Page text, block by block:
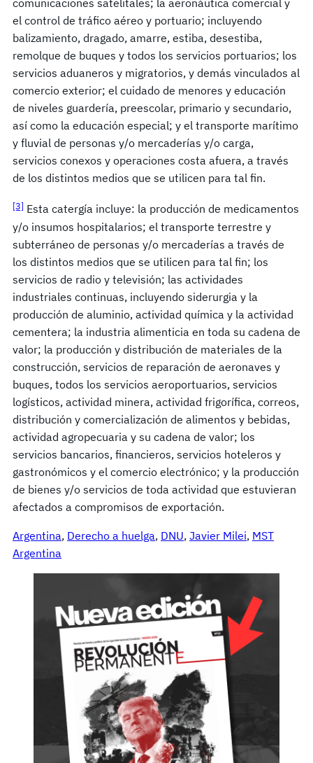
comunicaciones satelitales; la aeronáutica comercial y
el control de tráfico aéreo y portuario; incluyendo
balizamiento, dragado, amarre, estiba, desestiba,
remolque de buques y todos los servicios portuarios; los
servicios aduaneros y migratorios, y demás vinculados al
comercio exterior; el cuidado de menores y educación
de niveles guardería, preescolar, primario y secundario,
así como la educación especial; y el transporte marítimo
y fluvial de personas y/o mercaderías y/o carga,
servicios conexos y operaciones costa afuera, a través
de los distintos medios que se utilicen para tal fin.
[3] Esta catergía incluye: la producción de medicamentos
y/o insumos hospitalarios; el transporte terrestre y
subterráneo de personas y/o mercaderías a través de
los distintos medios que se utilicen para tal fin; los
servicios de radio y televisión; las actividades
industriales continuas, incluyendo siderurgia y la
producción de aluminio, actividad química y la actividad
cementera; la industria alimenticia en toda su cadena de
valor; la producción y distribución de materiales de la
construcción, servicios de reparación de aeronaves y
buques, todos los servicios aeroportuarios, servicios
logísticos, actividad minera, actividad frigorífica, correos,
distribución y comercialización de alimentos y bebidas,
actividad agropecuaria y su cadena de valor; los
servicios bancarios, financieros, servicios hoteleros y
gastronómicos y el comercio electrónico; y la producción
de bienes y/o servicios de toda actividad que estuvieran
afectados a compromisos de exportación.
Argentina, Derecho a huelga, DNU, Javier Milei, MST
Argentina